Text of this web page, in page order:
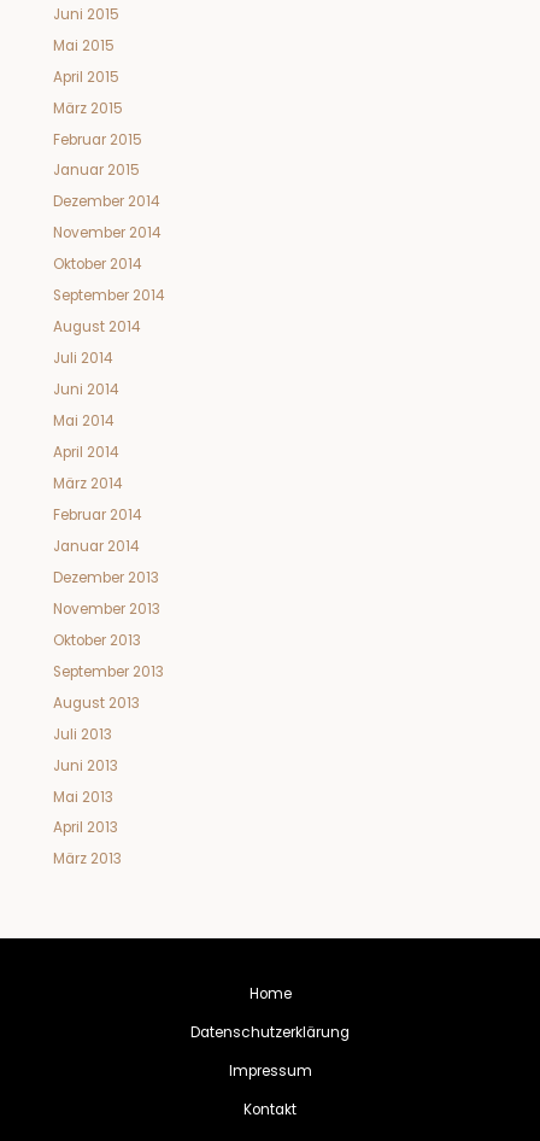
Juni 2015
Mai 2015
April 2015
März 2015
Februar 2015
Januar 2015
Dezember 2014
November 2014
Oktober 2014
September 2014
August 2014
Juli 2014
Juni 2014
Mai 2014
April 2014
März 2014
Februar 2014
Januar 2014
Dezember 2013
November 2013
Oktober 2013
September 2013
August 2013
Juli 2013
Juni 2013
Mai 2013
April 2013
März 2013
Home
Datenschutzerklärung
Impressum
Kontakt